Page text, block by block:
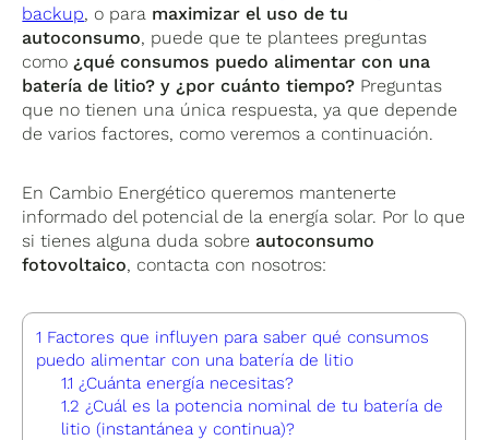
backup, o para maximizar el uso de tu
autoconsumo, puede que te plantees preguntas
como ¿qué consumos puedo alimentar con una
batería de litio? y ¿por cuánto tiempo? Preguntas
que no tienen una única respuesta, ya que depende
de varios factores, como veremos a continuación.
En Cambio Energético queremos mantenerte
informado del potencial de la energía solar. Por lo que
si tienes alguna duda sobre autoconsumo
fotovoltaico, contacta con nosotros:
1 Factores que influyen para saber qué consumos
puedo alimentar con una batería de litio
1.1 ¿Cuánta energía necesitas?
1.2 ¿Cuál es la potencia nominal de tu batería de
litio (instantánea y continua)?